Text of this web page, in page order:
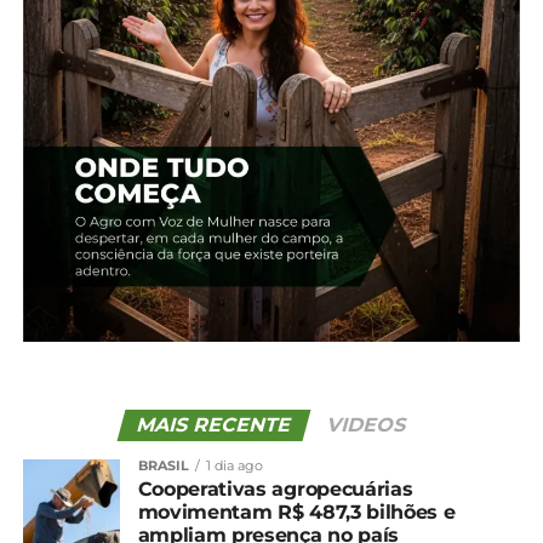
Bayer. A propriedade, que opera com um sistema
semiconfinado, abriga 50 animais da raça
holandesa, dos quais 30 estão em lactação, com
uma produção média entre 23 e 25 litros por vaca,
totalizando cerca de 700 litros de leite por dia.
MAIS RECENTE VIDEOS
BRASIL 1 dia ago
Cooperativas agropecuárias
movimentam R$ 487,3 bilhões e
ampliam presença no país